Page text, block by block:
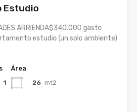
Estudio
ARRIENDA$340.000 gasto
estudio (un solo ambiente)
1
Área
26 mt2